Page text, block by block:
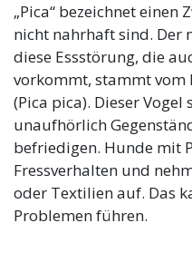
„Pica“ bezeichnet einen
nicht nahrhaft sind. Der
diese Essstörung, die
vorkommt, stammt vom
(Pica pica). Dieser
unaufhörlich
befriedigen. Hunde mit
Fressverhalten und
oder Textilien auf. Das
Problemen führen.